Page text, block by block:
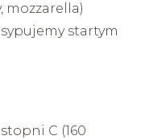
mozzarella)
startym
C (160